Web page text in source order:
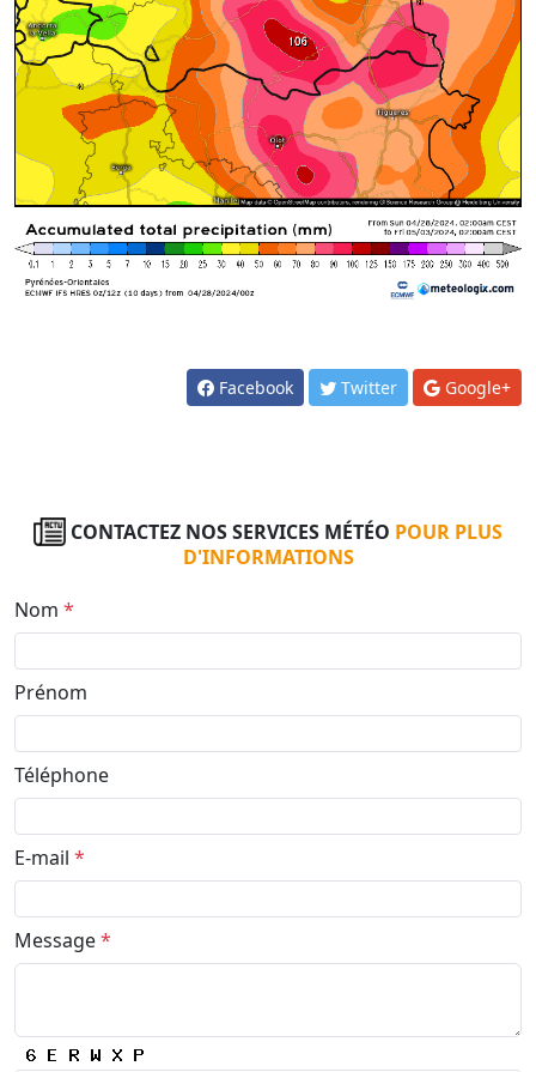
Facebook Twitter Google+
CONTACTEZ NOS SERVICES MÉTÉO POUR PLUS
D'INFORMATIONS
Nom *
Prénom
Téléphone
E-mail *
Message*